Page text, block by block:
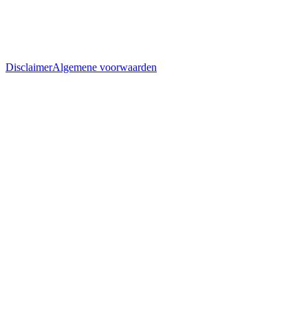
DisclaimerAlgemene voorwaarden